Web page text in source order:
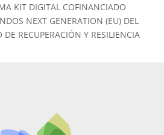
KIT DIGITAL COFINANCIADO
NEXT GENERATION (EU) DEL
RECUPERACIÓN Y RESILIENCIA